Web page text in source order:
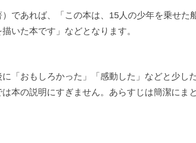
であれば、「この本は、15人の少年を乗せた
いた本です」などとなります。
「おもしろかった」「感動した」などと少し
本の説明にすぎません。あらすじは簡潔にまと